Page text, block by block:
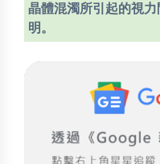
晶體混濁所引起的視
明。